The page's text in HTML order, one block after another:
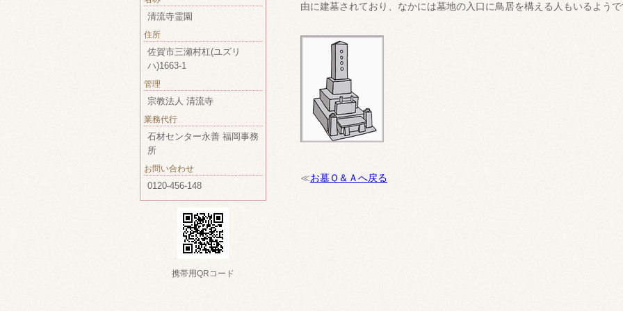
由に建墓されており、なかには墓地の入口に鳥居を構える人もいるよう
≪お墓Ｑ＆Ａへ戻る
清流寺霊園
住所
佐賀市三瀬村杠(ユズリ
ハ)1663-1
管理
宗教法人 清流寺
業務代行
石材センター永善 福岡事務
所
お問い合わせ
0120-456-148
携帯用QRコード